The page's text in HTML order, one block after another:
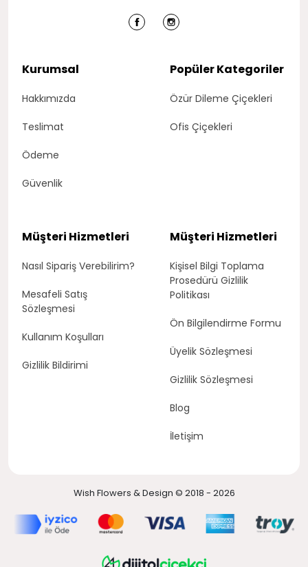
Kurumsal
Hakkımızda
Teslimat
Ödeme
Güvenlik
Popüler Kategoriler
Özür Dileme Çiçekleri
Ofis Çiçekleri
Müşteri Hizmetleri
Nasıl Sipariş Verebilirim?
Mesafeli Satış
Sözleşmesi
Kullanım Koşulları
Gizlilik Bildirimi
Müşteri Hizmetleri
Kişisel Bilgi Toplama
Prosedürü Gizlilik
Politikası
Ön Bilgilendirme Formu
Üyelik Sözleşmesi
Gizlilik Sözleşmesi
Blog
İletişim
Wish Flowers & Design © 2018 - 2026